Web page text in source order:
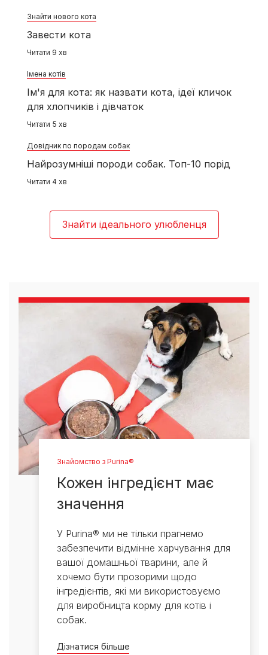
Знайти нового кота
Завести кота
Читати 9 хв
Імена котів
Ім'я для кота: як назвати кота, ідеї кличок
для хлопчиків і дівчаток
Читати 5 хв
Довідник по породам собак
Найрозумніші породи собак. Топ-10 порід
Читати 4 хв
Знайти ідеального улюбленця
Знайомство з Purina®
Кожен інгредієнт має
значення
У Purina® ми не тільки прагнемо
забезпечити відмінне харчування для
вашої домашньої тварини, але й
хочемо бути прозорими щодо
інгредієнтів, які ми використовуємо
для виробницта корму для котів і
собак.
Дізнатися більше